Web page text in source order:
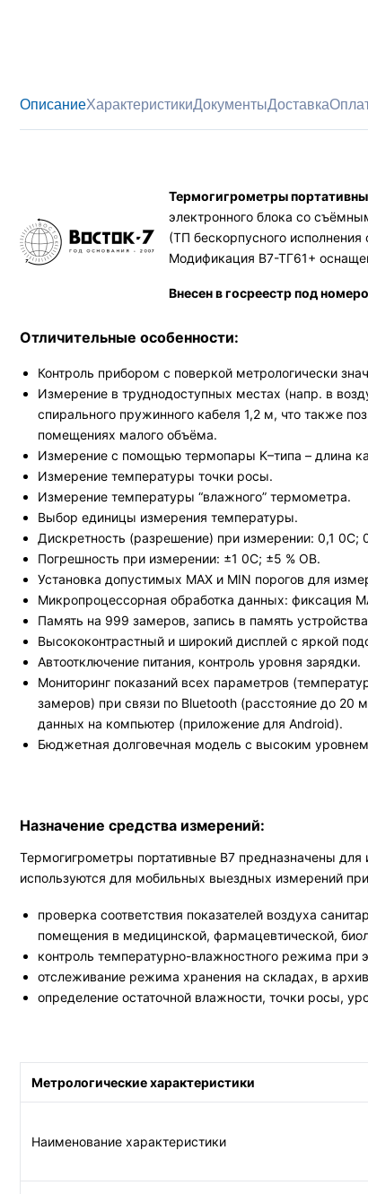
ОписаниеХарактеристикиДокументыДоставка
Термогигрометры
электронного блока со
(ТП бескорпусного
Модификация В7-ТГ61+
Внесен в госреестр под
Отличительные особенности:
Контроль прибором с поверкой метрологически
Измерение в труднодоступных местах (напр. в
спирального пружинного кабеля 1,2 м, что также
помещениях малого объёма.
Измерение с помощью термопары K–типа – длина
Измерение температуры точки росы.
Измерение температуры “влажного” термометра.
Выбор единицы измерения температуры.
Дискретность (разрешение) при измерении: 0,1 0С;
Погрешность при измерении: ±1 0С; ±5 % ОВ.
Установка допустимых MAX и MIN порогов для
Микропроцессорная обработка данных: фиксация
Память на 999 замеров, запись в память
Высококонтрастный и широкий дисплей с яркой
Автоотключение питания, контроль уровня зарядки.
Мониторинг показаний всех параметров
замеров) при связи по Bluetooth (расстояние до 20
данных на компьютер (приложение для Android).
Бюджетная долговечная модель с высоким
Назначение средства измерений:
Термогигрометры портативные В7 предназначены
используются для мобильных выездных измерений
проверка соответствия показателей воздуха
помещения в медицинской, фармацевтической,
контроль температурно-влажностного режима при
отслеживание режима хранения на складах, в
определение остаточной влажности, точки росы,
Метрологические характеристики
Наименование характеристики